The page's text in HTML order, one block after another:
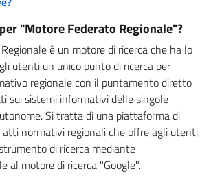
"Motore Federato Regionale"?
è un motore di ricerca che ha lo
utenti un unico punto di ricerca per
regionale con il puntamento diretto
sui sistemi informativi delle singole
Si tratta di una piattaforma di
atti normativi regionali che offre agli utenti,
di ricerca mediante
al motore di ricerca "Google".